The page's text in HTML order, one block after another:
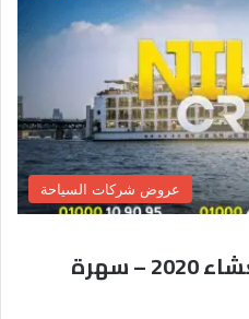
عروض شركات السياحة
حجز المراكب النيلية للعشاء 2020 – سهرة